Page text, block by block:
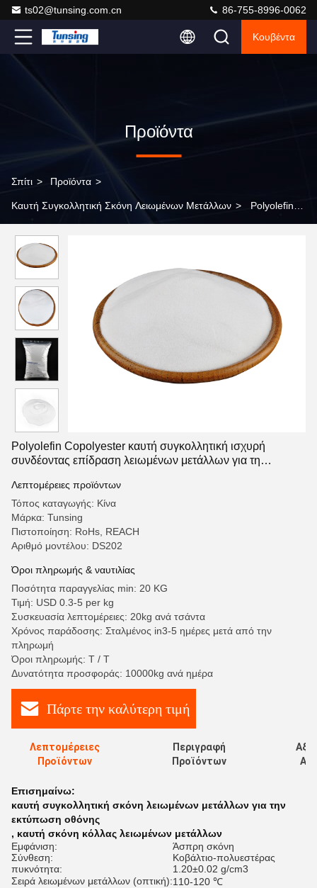
ts02@tunsing.com.cn 86-755-8996-0062
Κουβέντα
Προϊόντα
Σπίτι > Προϊόντα >
Καυτή Συγκολλητική Σκόνη Λειωμένων Μετάλλων > Polyolefin
λειωμένων μετάλλων για τη μεταφορά θερμότητας
Polyolefin Copolyester καυτή συγκολλητική ισχυρή
συνδέοντας επίδραση λειωμένων μετάλλων για τη
Λεπτομέρειες προϊόντων
Τόπος καταγωγής: Κίνα
Μάρκα: Tunsing
Πιστοποίηση: RoHs, REACH
Αριθμό μοντέλου: DS202
Όροι πληρωμής & ναυτιλίας
Ποσότητα παραγγελίας min: 20 KG
Τιμή: USD 0.3-5 per kg
Συσκευασία λεπτομέρειες: 20kg ανά τσάντα
Χρόνος παράδοσης: Σταλμένος in3-5 ημέρες μετά από την
πληρωμή
Όροι πληρωμής: T / T
Δυνατότητα προσφοράς: 10000kg ανά ημέρα
Πάρτε την καλύτερη τιμή
Λεπτομέρειες
Προϊόντων
Περιγραφή
Προϊόντων
Επισημαίνω:
καυτή συγκολλητική σκόνη λειωμένων μετάλλων για την
εκτύπωση οθόνης
, καυτή σκόνη κόλλας λειωμένων μετάλλων
Εμφάνιση:
Άσπρη σκόνη
Σύνθεση:
Κοβάλτιο-πολυεστέρας
πυκνότητα:
1.20±0.02 g/cm3
Σειρά λειωμένων μετάλλων (οπτική):110-120 ℃